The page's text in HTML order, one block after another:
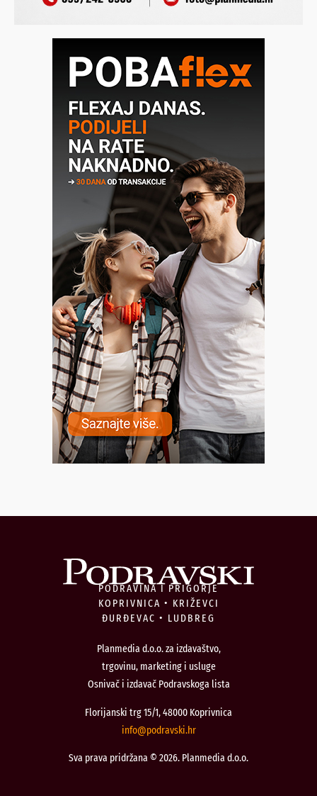
PODRAVINA I PRIGORJE
KOPRIVNICA • KRIŽEVCI
ĐURĐEVAC • LUDBREG
Planmedia d.o.o. za izdavaštvo,
trgovinu, marketing i usluge
Osnivač i izdavač Podravskoga lista
Florijanski trg 15/1, 48000 Koprivnica
rh.iksvardop
@ofni
Sva prava pridržana © 2026. Planmedia d.o.o.